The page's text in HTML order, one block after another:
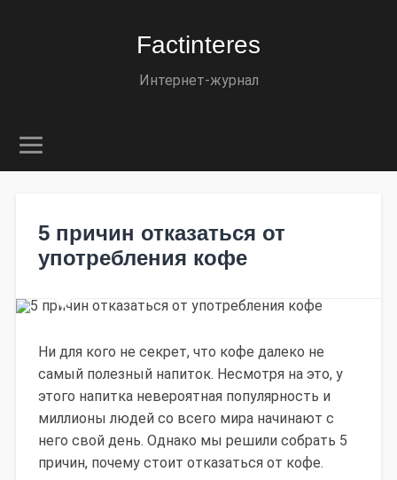
Factinteres
Интернет-журнал
5 причин отказаться от
употребления кофе
Ни для кого не секрет, что кофе далеко не
самый полезный напиток. Несмотря на это, у
этого напитка невероятная популярность и
миллионы людей со всего мира начинают с
него свой день. Однако мы решили собрать 5
причин, почему стоит отказаться от кофе.